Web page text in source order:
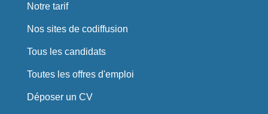
Notre tarif
Nos sites de codiffusion
Tous les candidats
Toutes les offres d'emploi
Déposer un CV